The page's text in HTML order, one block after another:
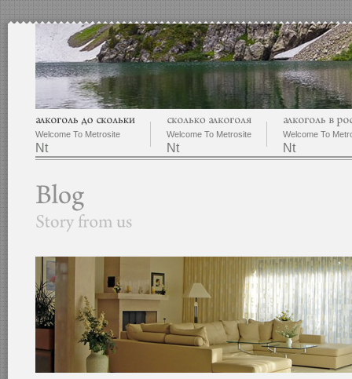
Welcome To Metrosite
Nt
Welcome To Metrosite
Nt
Welcome To
Nt